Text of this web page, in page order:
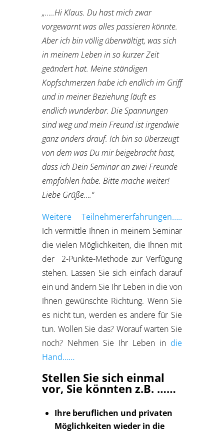
„…..Hi Klaus. Du hast mich zwar
vorgewarnt was alles passieren könnte.
Aber ich bin völlig überwältigt, was sich
in meinem Leben in so kurzer Zeit
geändert hat. Meine ständigen
Kopfschmerzen habe ich endlich im Griff
und in meiner Beziehung läuft es
endlich wunderbar. Die Spannungen
sind weg und mein Freund ist irgendwie
ganz anders drauf. Ich bin so überzeugt
von dem was Du mir beigebracht hast,
dass ich Dein Seminar an zwei Freunde
empfohlen habe. Bitte mache weiter!
Liebe Grüße….“
Weitere Teilnehmererfahrungen…..
Ich vermittle Ihnen in meinem Seminar
die vielen Möglichkeiten, die Ihnen mit
der 2-Punkte-Methode zur Verfügung
stehen. Lassen Sie sich einfach darauf
ein und ändern Sie Ihr Leben in die von
Ihnen gewünschte Richtung. Wenn Sie
es nicht tun, werden es andere für Sie
tun. Wollen Sie das? Worauf warten Sie
noch? Nehmen Sie Ihr Leben in die
Hand……
Stellen Sie sich einmal
vor, Sie könnten z.B. ……
Ihre beruflichen und privaten
Möglichkeiten wieder in die